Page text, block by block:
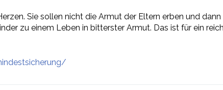
Sie sollen nicht die Armut der Eltern erben und
zu einem Leben in bitterster Armut. Das ist für ein